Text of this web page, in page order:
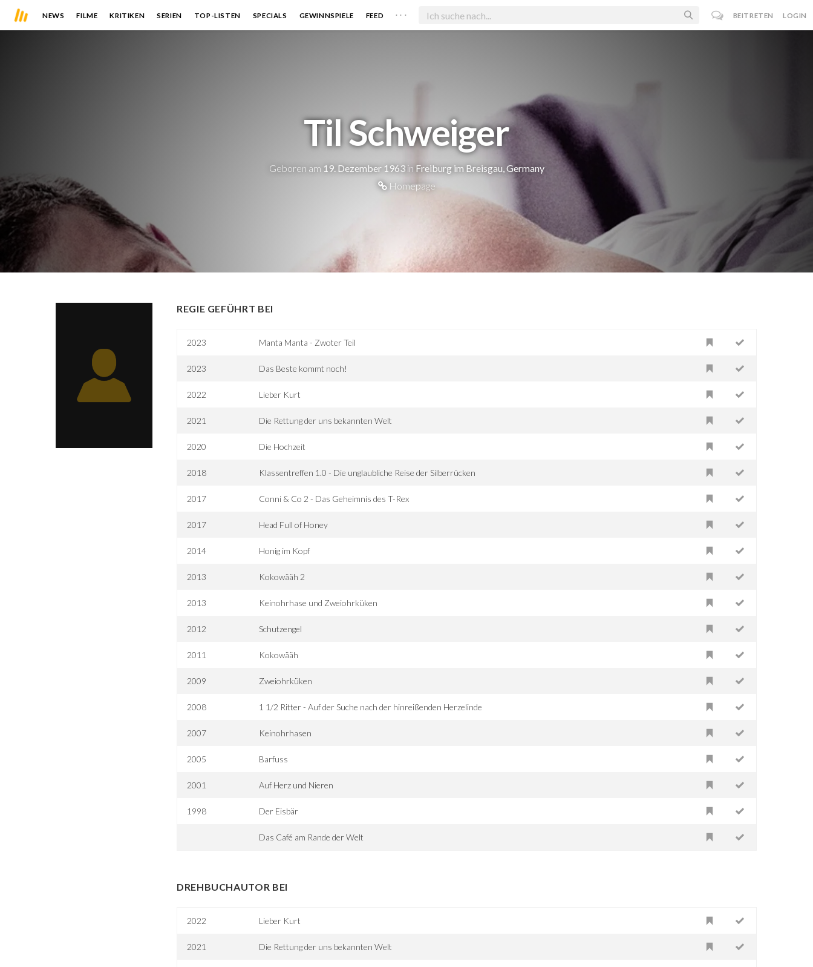
NEWS FILME KRITIKEN SERIEN TOP-LISTEN SPECIALS GEWINNSPIELE FEED . . . BEITRETEN LOGIN
Til Schweiger
Geboren am 19. Dezember 1963in Freiburg im Breisgau, Germany
Homepage
REGIE GEFÜHRT BEI
2023 Manta Manta - Zwoter Teil
2023 Das Beste kommt noch!
2022 Lieber Kurt
2021 Die Rettung der uns bekannten Welt
2020 Die Hochzeit
2018 Klassentreffen 1.0 - Die unglaubliche Reise der Silberrücken
2017 Conni & Co 2 - Das Geheimnis des T-Rex
2017 Head Full of Honey
2014 Honig im Kopf
2013 Kokowääh 2
2013 Keinohrhase und Zweiohrküken
2012 Schutzengel
2011 Kokowääh
2009 Zweiohrküken
2008 1 1/2 Ritter - Auf der Suche nach der hinreißenden Herzelinde
2007 Keinohrhasen
2005 Barfuss
2001 Auf Herz und Nieren
1998 Der Eisbär
Das Café am Rande der Welt
DREHBUCHAUTOR BEI
2022 Lieber Kurt
2021 Die Rettung der uns bekannten Welt